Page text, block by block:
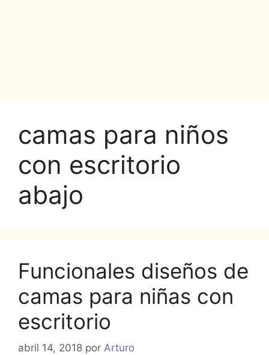
camas para niños
con escritorio
abajo
Funcionales diseños de
camas para niñas con
escritorio
abril 14, 2018 por Arturo